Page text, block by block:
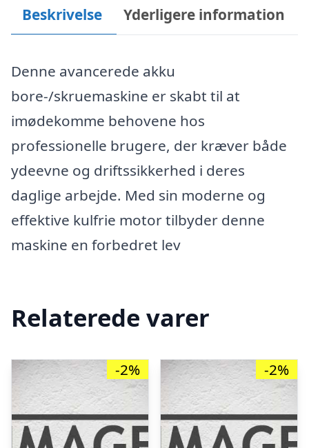
Beskrivelse Yderligere information
Denne avancerede akku
bore-/skruemaskine er skabt til at
imødekomme behovene hos
professionelle brugere, der kræver både
ydeevne og driftssikkerhed i deres
daglige arbejde. Med sin moderne og
effektive kulfrie motor tilbyder denne
maskine en forbedret lev
Relaterede varer
-2% -2%